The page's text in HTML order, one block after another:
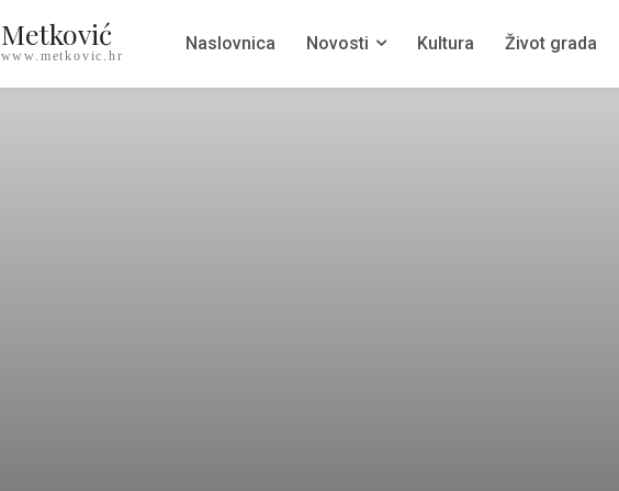
Metković
www.metkovic.hr
Naslovnica Novosti Kultura Život grada